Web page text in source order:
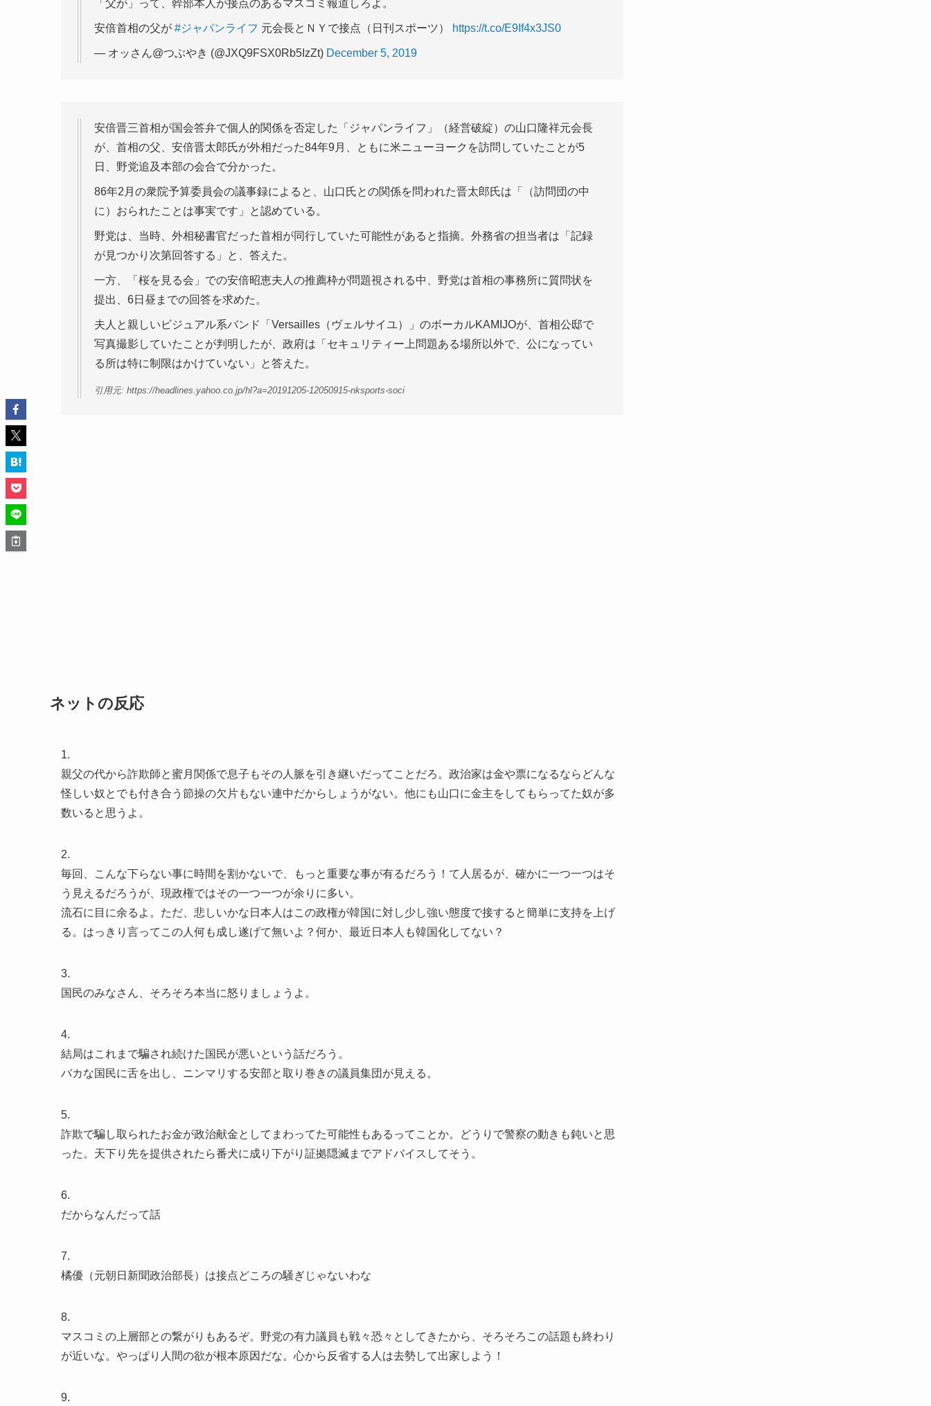
「父が」って、幹部本人が接点のあるマスコミ報道しろよ。
安倍首相の父が #ジャパンライフ 元会長とＮＹで接点（日刊スポーツ） https://t.co/E9If4x3JS0
— オッさん@つぶやき (@JXQ9FSX0Rb5IzZt) December 5, 2019
安倍晋三首相が国会答弁で個人的関係を否定した「ジャパンライフ」（経営破綻）の山口隆祥元会長
が、首相の父、安倍晋太郎氏が外相だった84年9月、ともに米ニューヨークを訪問していたことが5
日、野党追及本部の会合で分かった。
86年2月の衆院予算委員会の議事録によると、山口氏との関係を問われた晋太郎氏は「（訪問団の中
に）おられたことは事実です」と認めている。
野党は、当時、外相秘書官だった首相が同行していた可能性があると指摘。外務省の担当者は「記録
が見つかり次第回答する」と、答えた。
一方、「桜を見る会」での安倍昭恵夫人の推薦枠が問題視される中、野党は首相の事務所に質問状を
提出、6日昼までの回答を求めた。
夫人と親しいビジュアル系バンド「Versailles（ヴェルサイユ）」のボーカルKAMIJOが、首相公邸で
写真撮影していたことが判明したが、政府は「セキュリティー上問題ある場所以外で、公になってい
る所は特に制限はかけていない」と答えた。
引用元: https://headlines.yahoo.co.jp/hl?a=20191205-12050915-nksports-soci
ネットの反応
1.
親父の代から詐欺師と蜜月関係で息子もその人脈を引き継いだってことだろ。政治家は金や票になるならどんな
怪しい奴とでも付き合う節操の欠片もない連中だからしょうがない。他にも山口に金主をしてもらってた奴が多
数いると思うよ。
2.
毎回、こんな下らない事に時間を割かないで、もっと重要な事が有るだろう！て人居るが、確かに一つ一つはそ
う見えるだろうが、現政権ではその一つ一つが余りに多い。
流石に目に余るよ。ただ、悲しいかな日本人はこの政権が韓国に対し少し強い態度で接すると簡単に支持を上げ
る。はっきり言ってこの人何も成し遂げて無いよ？何か、最近日本人も韓国化してない？
3.
国民のみなさん、そろそろ本当に怒りましょうよ。
4.
結局はこれまで騙され続けた国民が悪いという話だろう。
バカな国民に舌を出し、ニンマリする安部と取り巻きの議員集団が見える。
5.
詐欺で騙し取られたお金が政治献金としてまわってた可能性もあるってことか。どうりで警察の動きも鈍いと思
った。天下り先を提供されたら番犬に成り下がり証拠隠滅までアドバイスしてそう。
6.
だからなんだって話
7.
橘優（元朝日新聞政治部長）は接点どころの騒ぎじゃないわな
8.
マスコミの上層部との繋がりもあるぞ。野党の有力議員も戦々恐々としてきたから、そろそろこの話題も終わり
が近いな。やっぱり人間の欲が根本原因だな。心から反省する人は去勢して出家しよう！
9.